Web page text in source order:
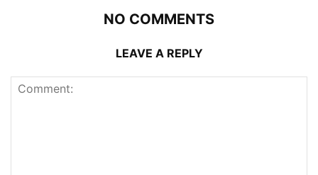
NO COMMENTS
LEAVE A REPLY